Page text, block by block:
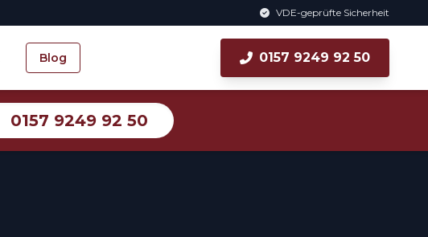
VDE-geprüfte Sicherheit
Blog 0157 9249 92 50
0157 9249 92 50